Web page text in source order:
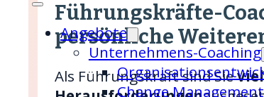
Angebote
Unternehmens-Coaching
Change Management
Führungskräfte-
persönliche
Als Führungskraft sind Sie